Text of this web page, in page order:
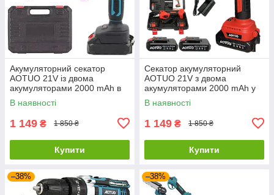
Акумуляторний секатор
AOTUO 21V із двома
акумуляторами 2000 mAh в
кейсі
В наявності
1 149 ₴ 1 850 ₴
Купити
Секатор акумуляторний
AOTUO 21V з двома
акумуляторами 2000 mAh у
кейсі
В наявності
1 149 ₴ 1 850 ₴
Купити
–38% –38%